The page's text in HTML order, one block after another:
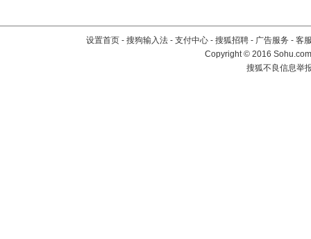
设置首页 - 搜狗输入法 - 支付中心 - 搜狐招聘 - 广告服务 - 客
Copyright©2016
搜狐不良信息举